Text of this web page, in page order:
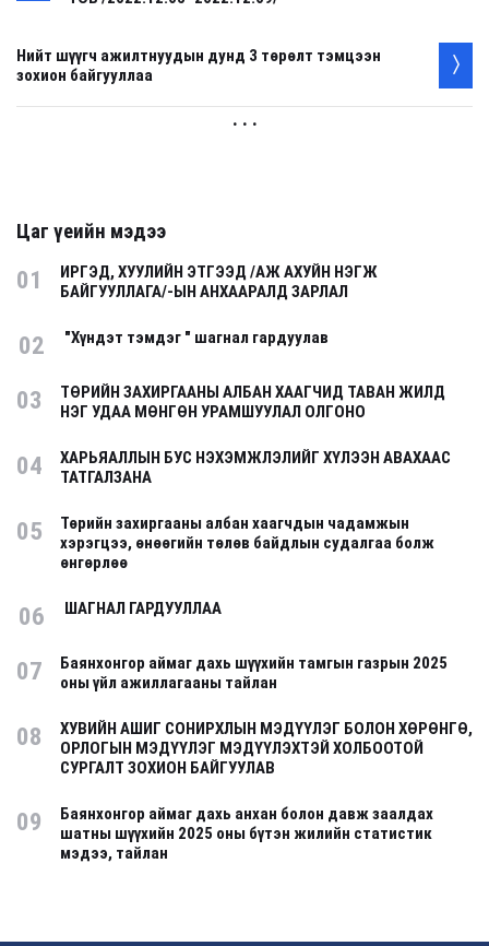
Нийт шүүгч ажилтнуудын дунд 3 төрөлт тэмцээн
зохион байгууллаа
. . .
Цаг үеийн мэдээ
01
ИРГЭД, ХУУЛИЙН ЭТГЭЭД /АЖ АХУЙН НЭГЖ
БАЙГУУЛЛАГА/-ЫН АНХААРАЛД ЗАРЛАЛ
02 "Хүндэт тэмдэг " шагнал гардуулав
03
ТӨРИЙН ЗАХИРГААНЫ АЛБАН ХААГЧИД ТАВАН ЖИЛД
НЭГ УДАА МӨНГӨН УРАМШУУЛАЛ ОЛГОНО
04
ХАРЬЯАЛЛЫН БУС НЭХЭМЖЛЭЛИЙГ ХҮЛЭЭН АВАХААС
ТАТГАЛЗАНА
05
Төрийн захиргааны албан хаагчдын чадамжын
хэрэгцээ, өнөөгийн төлөв байдлын судалгаа болж
өнгөрлөө
06 ШАГНАЛ ГАРДУУЛЛАА
07
Баянхонгор аймаг дахь шүүхийн тамгын газрын 2025
оны үйл ажиллагааны тайлан
08
ХУВИЙН АШИГ СОНИРХЛЫН МЭДҮҮЛЭГ БОЛОН ХӨРӨНГӨ,
ОРЛОГЫН МЭДҮҮЛЭГ МЭДҮҮЛЭХТЭЙ ХОЛБООТОЙ
СУРГАЛТ ЗОХИОН БАЙГУУЛАВ
09
Баянхонгор аймаг дахь анхан болон давж заалдах
шатны шүүхийн 2025 оны бүтэн жилийн статистик
мэдээ, тайлан